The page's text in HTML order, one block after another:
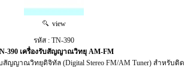
view
รหัส : TN-390
390 เครื่องรับสัญญาณวิทยุ AM-FM
บสัญญาณวิทยุดิจิทัล (Digital Stereo FM/AM Tuner) สำหรับติด